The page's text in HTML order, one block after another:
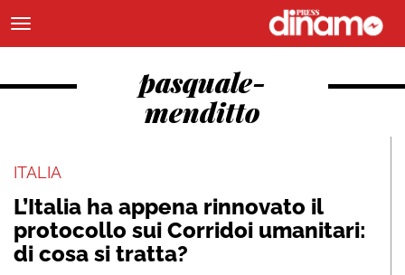
pasquale-
menditto
ITALIA
L’Italia ha appena rinnovato il
protocollo sui Corridoi umanitari:
di cosa si tratta?